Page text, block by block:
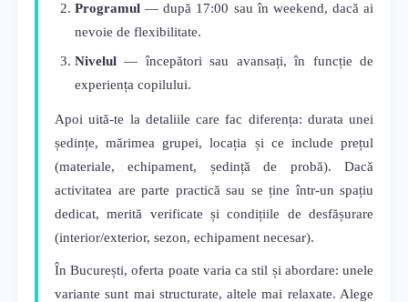
Programul — după 17:00 sau în weekend, dacă ai
nevoie de flexibilitate.
Nivelul — începători sau avansați, în funcție de
experiența copilului.
Apoi uită-te la detaliile care fac diferența: durata unei
ședințe, mărimea grupei, locația și ce include prețul
(materiale, echipament, ședință de probă). Dacă
activitatea are parte practică sau se ține într-un spațiu
dedicat, merită verificate și condițiile de desfășurare
(interior/exterior, sezon, echipament necesar).
În București, oferta poate varia ca stil și abordare: unele
variante sunt mai structurate, altele mai relaxate. Alege